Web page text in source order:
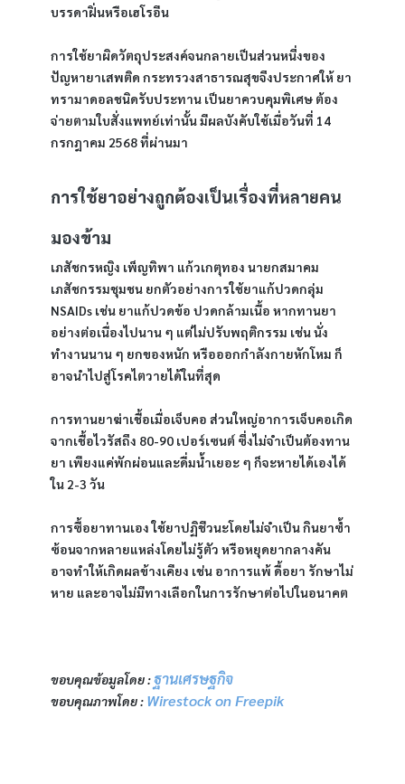
บรรดาฝิ่นหรือเฮโรอีน
การใช้ยาผิดวัตถุประสงค์จนกลายเป็นส่วนหนึ่งของ
ปัญหายาเสพติด กระทรวงสาธารณสุขจึงประกาศให้ ยา
ทรามาดอลชนิดรับประทาน เป็นยาควบคุมพิเศษ ต้อง
จ่ายตามใบสั่งแพทย์เท่านั้น มีผลบังคับใช้เมื่อวันที่ 14
กรกฎาคม 2568 ที่ผ่านมา
การใช้ยาอย่างถูกต้องเป็นเรื่องที่หลายคน
มองข้าม
เภสัชกรหญิง เพ็ญทิพา แก้วเกตุทอง นายกสมาคม
เภสัชกรรมชุมชน ยกตัวอย่างการใช้ยาแก้ปวดกลุ่ม
NSAIDs เช่น ยาแก้ปวดข้อ ปวดกล้ามเนื้อ หากทานยา
อย่างต่อเนื่องไปนาน ๆ แต่ไม่ปรับพฤติกรรม เช่น นั่ง
ทำงานนาน ๆ ยกของหนัก หรือออกกำลังกายหักโหม ก็
อาจนำไปสู่โรคไตวายได้ในที่สุด
การทานยาฆ่าเชื้อเมื่อเจ็บคอ ส่วนใหญ่อาการเจ็บคอเกิด
จากเชื้อไวรัสถึง 80-90 เปอร์เซนต์ ซึ่งไม่จำเป็นต้องทาน
ยา เพียงแค่พักผ่อนและดื่มน้ำเยอะ ๆ ก็จะหายได้เองได้
ใน 2-3 วัน
การซื้อยาทานเอง ใช้ยาปฏิชีวนะโดยไม่จำเป็น กินยาซ้ำ
ซ้อนจากหลายแหล่งโดยไม่รู้ตัว หรือหยุดยากลางคัน
อาจทำให้เกิดผลข้างเคียง เช่น อาการแพ้ ดื้อยา รักษาไม่
หาย และอาจไม่มีทางเลือกในการรักษาต่อไปในอนาคต
ขอบคุณข้อมูลโดย : ฐานเศรษฐกิจ
ขอบคุณภาพโดย : Wirestock on Freepik